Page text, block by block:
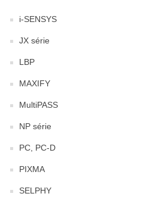
i-SENSYS
JX série
LBP
MAXIFY
MultiPASS
NP série
PC, PC-D
PIXMA
SELPHY